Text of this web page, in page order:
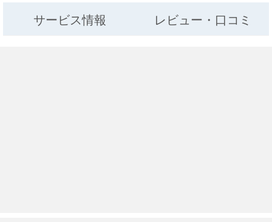
サービス情報 レビュー・口コミ